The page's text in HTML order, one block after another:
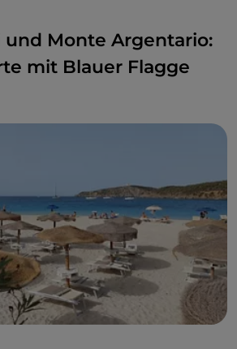
und Monte Argentario:
mit Blauer Flagge